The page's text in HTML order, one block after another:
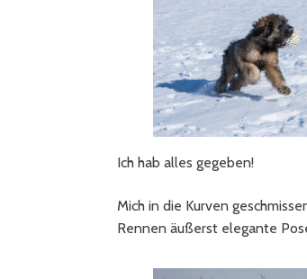
Ich hab alles gegeben!
Mich in die Kurven
Rennen äußerst elegante